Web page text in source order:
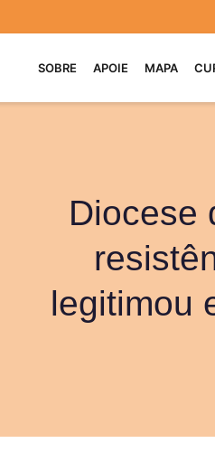
SOBRE APOIE MAPA
Diocese
legitimou